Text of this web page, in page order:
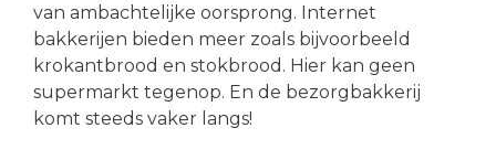
van ambachtelijke oorsprong. Internet
bakkerijen bieden meer zoals bijvoorbeeld
krokantbrood en stokbrood. Hier kan geen
supermarkt tegenop. En de bezorgbakkerij
komt steeds vaker langs!